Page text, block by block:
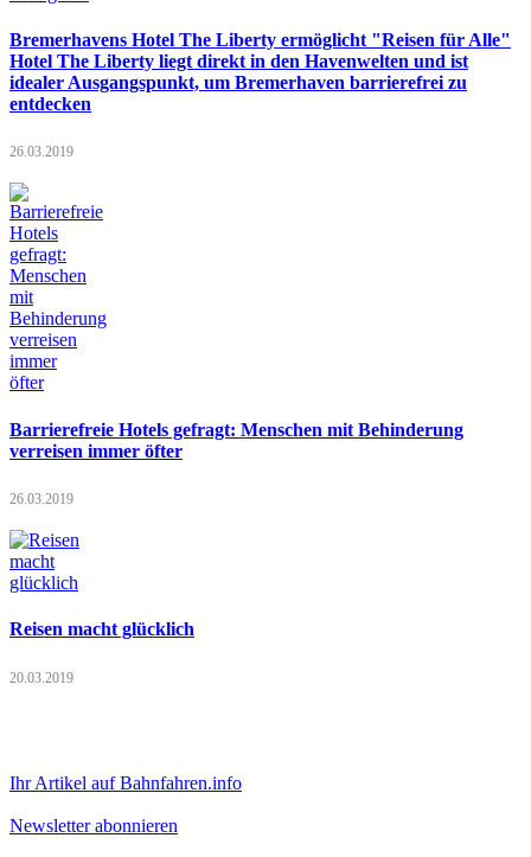
Bremerhavens Hotel The Liberty ermöglicht "Reisen für Alle"
Hotel The Liberty liegt direkt in den Havenwelten und ist
idealer Ausgangspunkt, um Bremerhaven barrierefrei zu
entdecken
26.03.2019
Barrierefreie Hotels gefragt: Menschen mit Behinderung
verreisen immer öfter
26.03.2019
Reisen macht glücklich
20.03.2019
Ihr Artikel auf Bahnfahren.info
Newsletter abonnieren